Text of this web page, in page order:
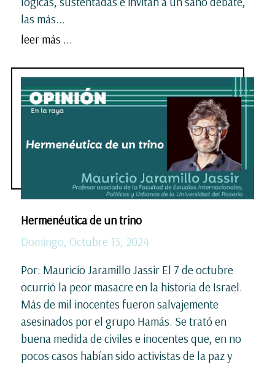
las más...
leer más ...
Hermenéutica de un trino
Domingo, Octubre 13, 2024
Por: Mauricio Jaramillo Jassir El 7 de octubre
ocurrió la peor masacre en la historia de Israel.
Más de mil inocentes fueron salvajemente
asesinados por el grupo Hamás. Se trató en
buena medida de civiles e inocentes que, en no
pocos casos habían sido activistas de la paz y